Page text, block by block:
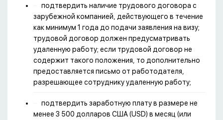
подтвердить наличие трудового договора с
зарубежной компанией, действующего в течение
как минимум 1 года до подачи заявления на визу;
трудовой договор должен предусматривать
удаленную работу; если трудовой договор не
содержит такого положения, то дополнительно
предоставляется письмо от работодателя,
разрешающее сотруднику удаленную работу;
подтвердить заработную плату в размере не
менее 3 500 долларов США (USD) в месяц (или